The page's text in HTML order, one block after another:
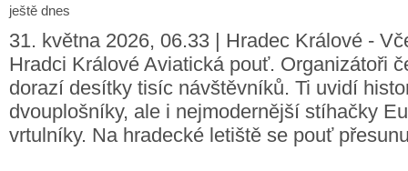
ještě dnes
31. května 2026, 06.33 | Hradec Králové -
Hradci Králové Aviatická pouť. Organizátoři
dorazí desítky tisíc návštěvníků. Ti uvidí
dvouplošníky, ale i nejmodernější stíhačky
vrtulníky. Na hradecké letiště se pouť